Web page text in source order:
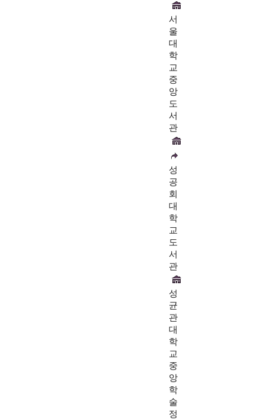
서
울
대
학
교
중
앙
도
서
관
성
공
회
대
학
교
도
서
관
성
균
관
대
학
교
중
앙
학
술
정